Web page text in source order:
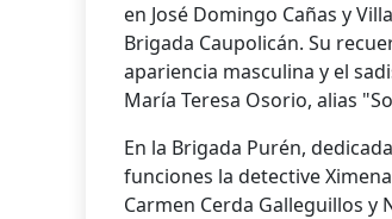
en José Domingo Cañas y
Brigada Caupolicán. Su
apariencia masculina y el
María Teresa Osorio, alias
En la Brigada Purén,
funciones la detective
Carmen Cerda Galleguillos y